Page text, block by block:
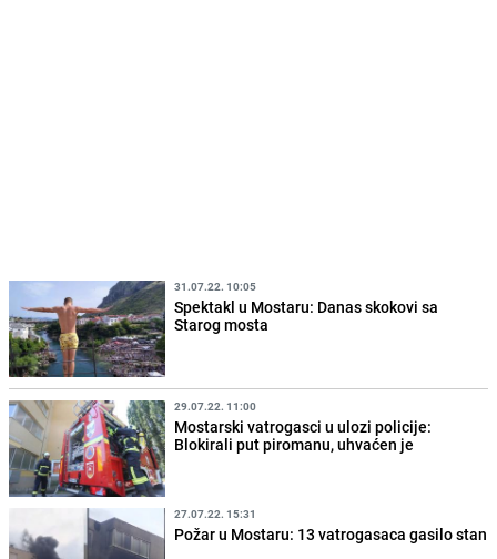
31.07.22. 10:05
Spektakl u Mostaru: Danas skokovi sa
Starog mosta
29.07.22. 11:00
Mostarski vatrogasci u ulozi policije:
Blokirali put piromanu, uhvaćen je
27.07.22. 15:31
Požar u Mostaru: 13 vatrogasaca gasilo stan